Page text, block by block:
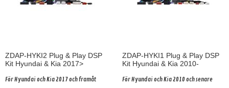
ZDAP-HYKI2 Plug & Play DSP
Kit Hyundai & Kia 2017>
För Hyundai och Kia 2017 och framåt
ZDAP-HYKI1 Plug & Play DSP
Kit Hyundai & Kia 2010-
För Hyundai och Kia 2010 och senare